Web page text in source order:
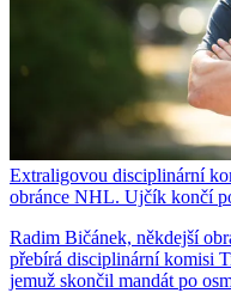
Extraligovou disciplinární
obránce NHL. Ujčík končí
Radim Bičánek, někdejší
přebírá disciplinární komisi
jemuž skončil mandát po